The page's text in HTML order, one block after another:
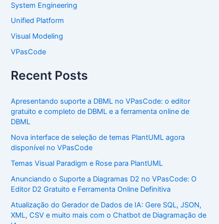
System Engineering
Unified Platform
Visual Modeling
VPasCode
Recent Posts
Apresentando suporte a DBML no VPasCode: o editor
gratuito e completo de DBML e a ferramenta online de
DBML
Nova interface de seleção de temas PlantUML agora
disponível no VPasCode
Temas Visual Paradigm e Rose para PlantUML
Anunciando o Suporte a Diagramas D2 no VPasCode: O
Editor D2 Gratuito e Ferramenta Online Definitiva
Atualização do Gerador de Dados de IA: Gere SQL, JSON,
XML, CSV e muito mais com o Chatbot de Diagramação de